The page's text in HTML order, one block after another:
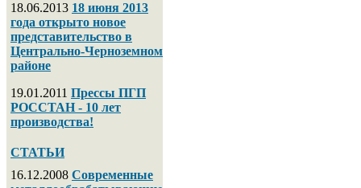
18.06.2013 18 июня 2013
года открыто новое
представительство в
Центрально-Черноземном
районе
19.01.2011 Прессы ПГП
РОССТАН - 10 лет
производства!
СТАТЬИ
16.12.2008 Современные